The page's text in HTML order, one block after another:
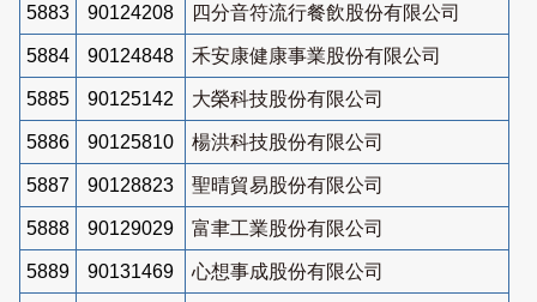
5883 90124208 四分音符流行餐飲股份有限公司
5884 90124848 禾安康健康事業股份有限公司
5885 90125142 大榮科技股份有限公司
5886 90125810 楊洪科技股份有限公司
5887 90128823 聖晴貿易股份有限公司
5888 90129029 富聿工業股份有限公司
5889 90131469 心想事成股份有限公司